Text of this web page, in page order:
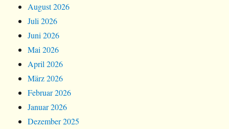
August 2026
Juli 2026
Juni 2026
Mai 2026
April 2026
März 2026
Februar 2026
Januar 2026
Dezember 2025